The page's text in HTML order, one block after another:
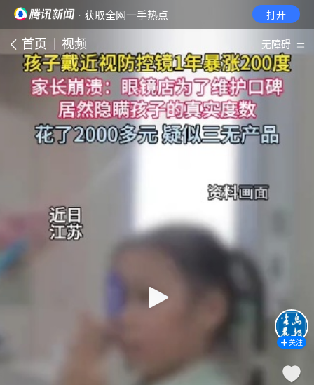
· 获取全网一手热点 打开
首页 视频 无障碍
关注